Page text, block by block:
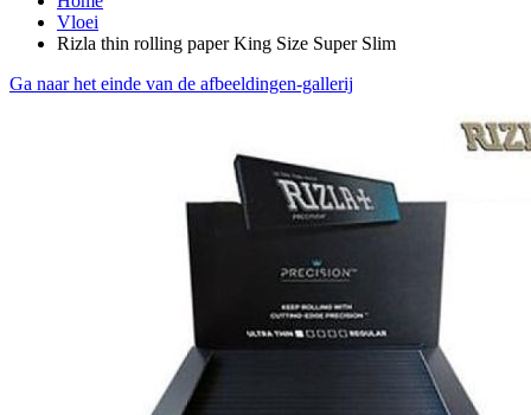
Vloei
Rizla thin rolling paper King Size Super Slim
Ga naar het einde van de afbeeldingen-gallerij